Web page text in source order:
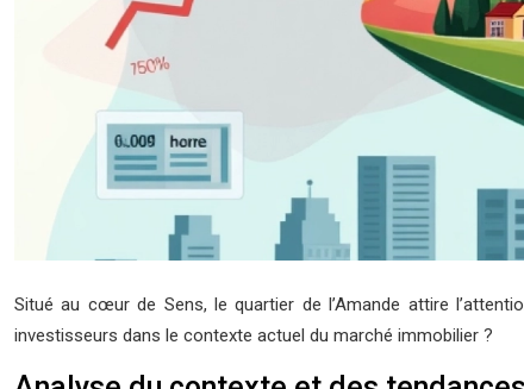
Situé au cœur de Sens, le quartier de l’Amande attire
investisseurs dans le contexte actuel du marché immobilier ?